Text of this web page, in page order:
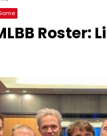
Roster: